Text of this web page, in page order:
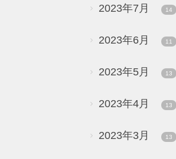
2023年7月 14
2023年6月 11
2023年5月 13
2023年4月 13
2023年3月 13